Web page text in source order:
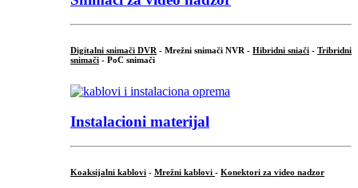
Digitalni snimači DVR - Mrežni snimači NVR - Hibridni sniači - Tribridni
snimači - PoC snimači
Instalacioni materijal
Koaksijalni kablovi - Mrežni kablovi - Konektori za video nadzor